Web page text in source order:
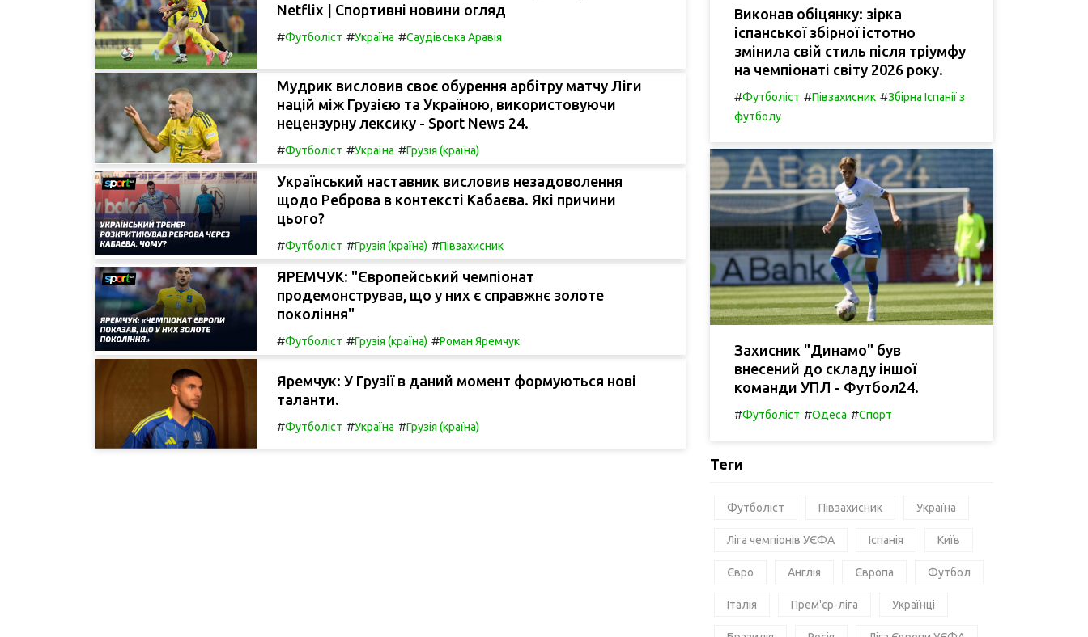
Netflix | Спортивні новини огляд
#Футболіст #Україна #Саудівська Аравія
Мудрик висловив своє обурення арбітру матчу Ліги
націй між Грузією та Україною, використовуючи
нецензурну лексику - Sport News 24.
#Футболіст #Україна #Грузія (країна)
Український наставник висловив незадоволення
щодо Реброва в контексті Кабаєва. Які причини
цього?
#Футболіст #Грузія (країна) #Півзахисник
ЯРЕМЧУК: "Європейський чемпіонат
продемонстрував, що у них є справжнє золоте
покоління"
#Футболіст #Грузія (країна) #Роман Яремчук
Яремчук: У Грузії в даний момент формуються нові
таланти.
#Футболіст #Україна #Грузія (країна)
Виконав обіцянку: зірка
іспанської збірної істотно
змінила свій стиль після тріумфу
на чемпіонаті світу 2026 року.
#Футболіст #Півзахисник #Збірна Іспанії з
футболу
Захисник "Динамо" був
внесений до складу іншої
команди УПЛ - Футбол24.
#Футболіст #Одеса #Спорт
Теги
Футболіст Півзахисник Україна
Ліга чемпіонів УЄФА Іспанія Київ
Євро Англія Європа Футбол
Італія Прем'єр-ліга Українці